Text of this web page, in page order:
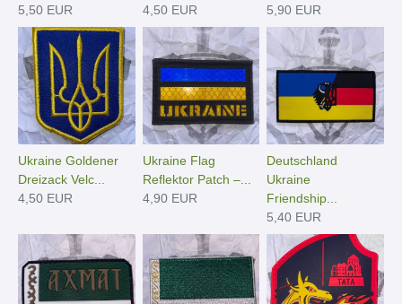
5,50 EUR
4,50 EUR
5,90 EUR
Ukraine Goldener
Dreizack Velc...
4,50 EUR
Ukraine Flag
Reflektor Patch –...
4,90 EUR
Deutschland
Ukraine
Friendship...
5,40 EUR